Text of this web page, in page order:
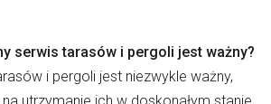
serwis tarasów i pergoli jest ważny?
i pergoli jest niezwykle ważny,